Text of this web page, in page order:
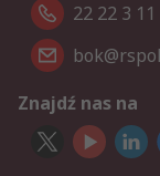
22 22 3 11
Znajdź nas na